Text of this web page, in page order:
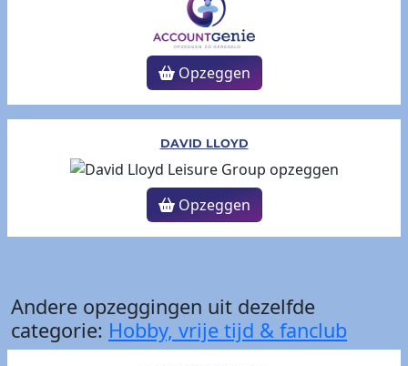
Opzeggen
DAVID LLOYD
Opzeggen
Andere opzeggingen uit dezelfde
categorie: Hobby, vrije tijd & fanclub